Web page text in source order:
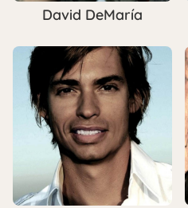
David DeMaría